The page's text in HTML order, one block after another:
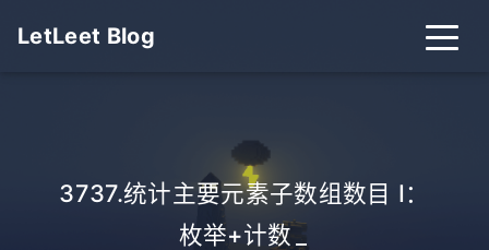
LetLeet Blog
3737.统计主要元素子数组数目 I：
枚举+计数_